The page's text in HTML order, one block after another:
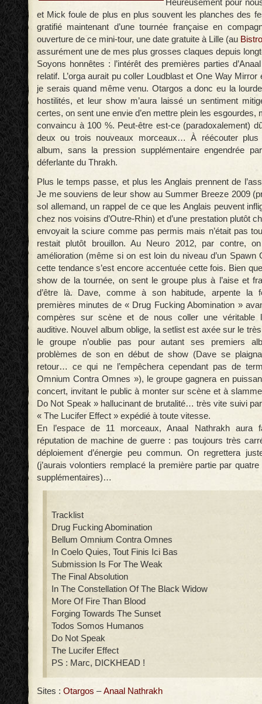
Heureusement pour
et Mick foule de plus en plus souvent les planches des
gratifié maintenant d’une tournée française en
ouverture de ce mini-tour, une date gratuite à Lille (au
assurément une de mes plus grosses claques depuis
Soyons honnêtes : l’intérêt des premières parties
relatif. L’orga aurait pu coller Loudblast et One Way Mirror
je serais quand même venu. Otargos a donc eu la
hostilités, et leur show m’aura laissé un sentiment
certes, on sent une envie d’en mettre plein les esgourdes,
convaincu à 100 %. Peut-être est-ce (paradoxalement)
deux ou trois nouveaux morceaux… À réécouter plus
album, sans la pression supplémentaire engendrée
déferlante du Thrakh.
Plus le temps passe, et plus les Anglais prennent de
Je me souviens de leur show au Summer Breeze 2009
sol allemand, un rappel de ce que les Anglais peuvent
chez nos voisins d’Outre-Rhin) et d’une prestation plutôt
envoyait la sciure comme pas permis mais n’était pas
restait plutôt brouillon. Au Neuro 2012, par contre,
amélioration (même si on est loin du niveau d’un Spawn
cette tendance s’est encore accentuée cette fois. Bien
show de la tournée, on sent le groupe plus à l’aise et
d’être là. Dave, comme à son habitude, arpente la
premières minutes de « Drug Fucking Abomination »
compères sur scène et de nous coller une véritable
auditive. Nouvel album oblige, la setlist est axée sur le
le groupe n’oublie pas pour autant ses premiers
problèmes de son en début de show (Dave se
retour… ce qui ne l’empêchera cependant pas de
Omnium Contra Omnes »), le groupe gagnera en
concert, invitant le public à monter sur scène et à
Do Not Speak » hallucinant de brutalité… très vite suivi
« The Lucifer Effect » expédié à toute vitesse.
En l’espace de 11 morceaux, Anaal Nathrakh aura
réputation de machine de guerre : pas toujours très
déploiement d’énergie peu commun. On regrettera
(j’aurais volontiers remplacé la première partie par
supplémentaires)…
Tracklist
Drug Fucking Abomination
Bellum Omnium Contra Omnes
In Coelo Quies, Tout Finis Ici Bas
Submission Is For The Weak
The Final Absolution
In The Constellation Of The Black Widow
More Of Fire Than Blood
Forging Towards The Sunset
Todos Somos Humanos
Do Not Speak
The Lucifer Effect
PS : Marc, DICKHEAD !
Sites : Otargos –Anaal Nathrakh